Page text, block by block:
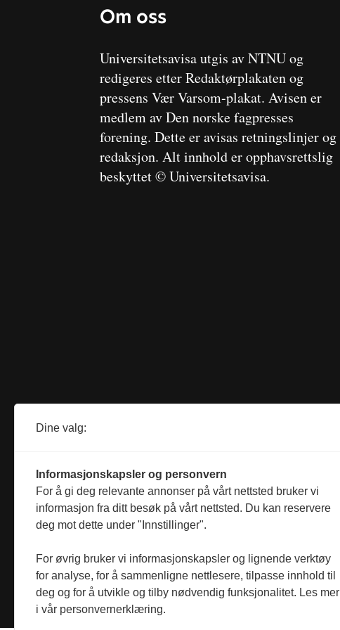
Om oss
Universitetsavisa utgis av NTNU og
redigeres etter Redaktørplakaten og
pressens Vær Varsom-plakat. Avisen er
medlem av Den norske fagpresses
forening. Dette er avisas retningslinjer og
redaksjon. Alt innhold er opphavsrettslig
beskyttet © Universitetsavisa.
Dine valg:
Informasjonskapsler og personvern
For å gi deg relevante annonser på vårt nettsted bruker vi
informasjon fra ditt besøk på vårt nettsted. Du kan reservere
deg mot dette under "Innstillinger".
For øvrig bruker vi informasjonskapsler og lignende verktøy
for analyse, for å sammenligne nettlesere, tilpasse innhold til
deg og for å utvikle og tilby nødvendig funksjonalitet. Les mer
i vår personvernerklæring.